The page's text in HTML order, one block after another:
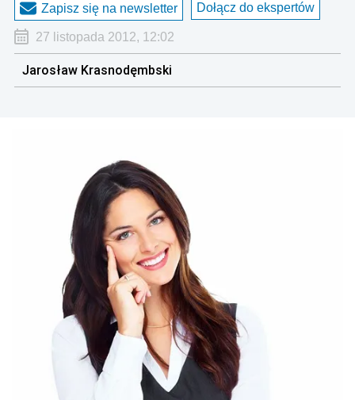
Zapisz się na newsletter Dołącz do ekspertów
27 listopada 2012, 12:02
Jarosław Krasnodęmbski